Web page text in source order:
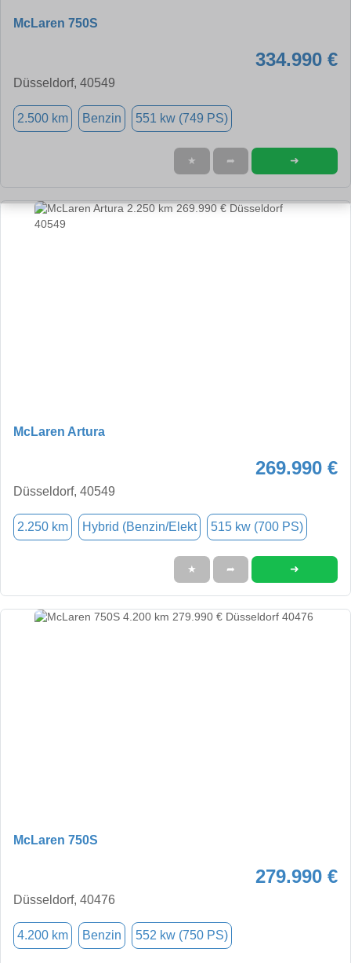
McLaren 750S
334.990 €
Düsseldorf, 40549
2.500 km Benzin 551 kw (749 PS)
★ ➦ ➜
McLaren Artura
269.990 €
Düsseldorf, 40549
2.250 km Hybrid (Benzin/Elekt 515 kw (700 PS)
★ ➦ ➜
McLaren 750S
279.990 €
Düsseldorf, 40476
4.200 km Benzin 552 kw (750 PS)